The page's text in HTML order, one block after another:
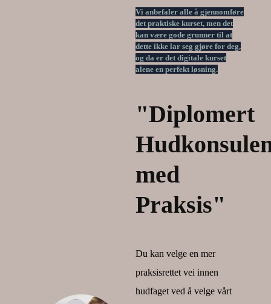
Vi anbefaler alle å gjennomføre
det praktiske kurset, men det
kan være gode grunner til at
dette ikke lar seg gjøre for deg,
og da er det digitale kurset
alene en perfekt løsning.
"Diplomert
med
Praksis"
Du kan velge en mer
praksisrettet vei innen
hudfaget ved å velge vårt